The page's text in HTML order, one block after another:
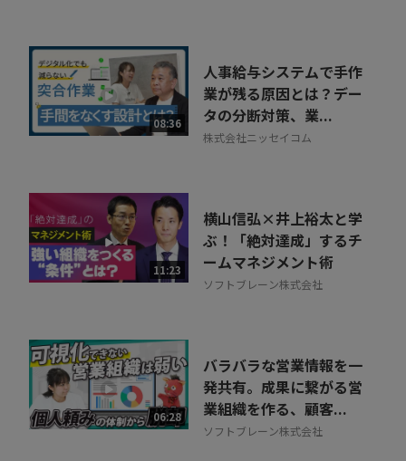
08:36
人事給与システムで手作
業が残る原因とは？デー
タの分断対策、業...
株式会社ニッセイコム
11:23
横山信弘×井上裕太と学
ぶ！「絶対達成」するチ
ームマネジメント術
ソフトブレーン株式会社
06:28
バラバラな営業情報を一
発共有。成果に繋がる営
業組織を作る、顧客...
ソフトブレーン株式会社